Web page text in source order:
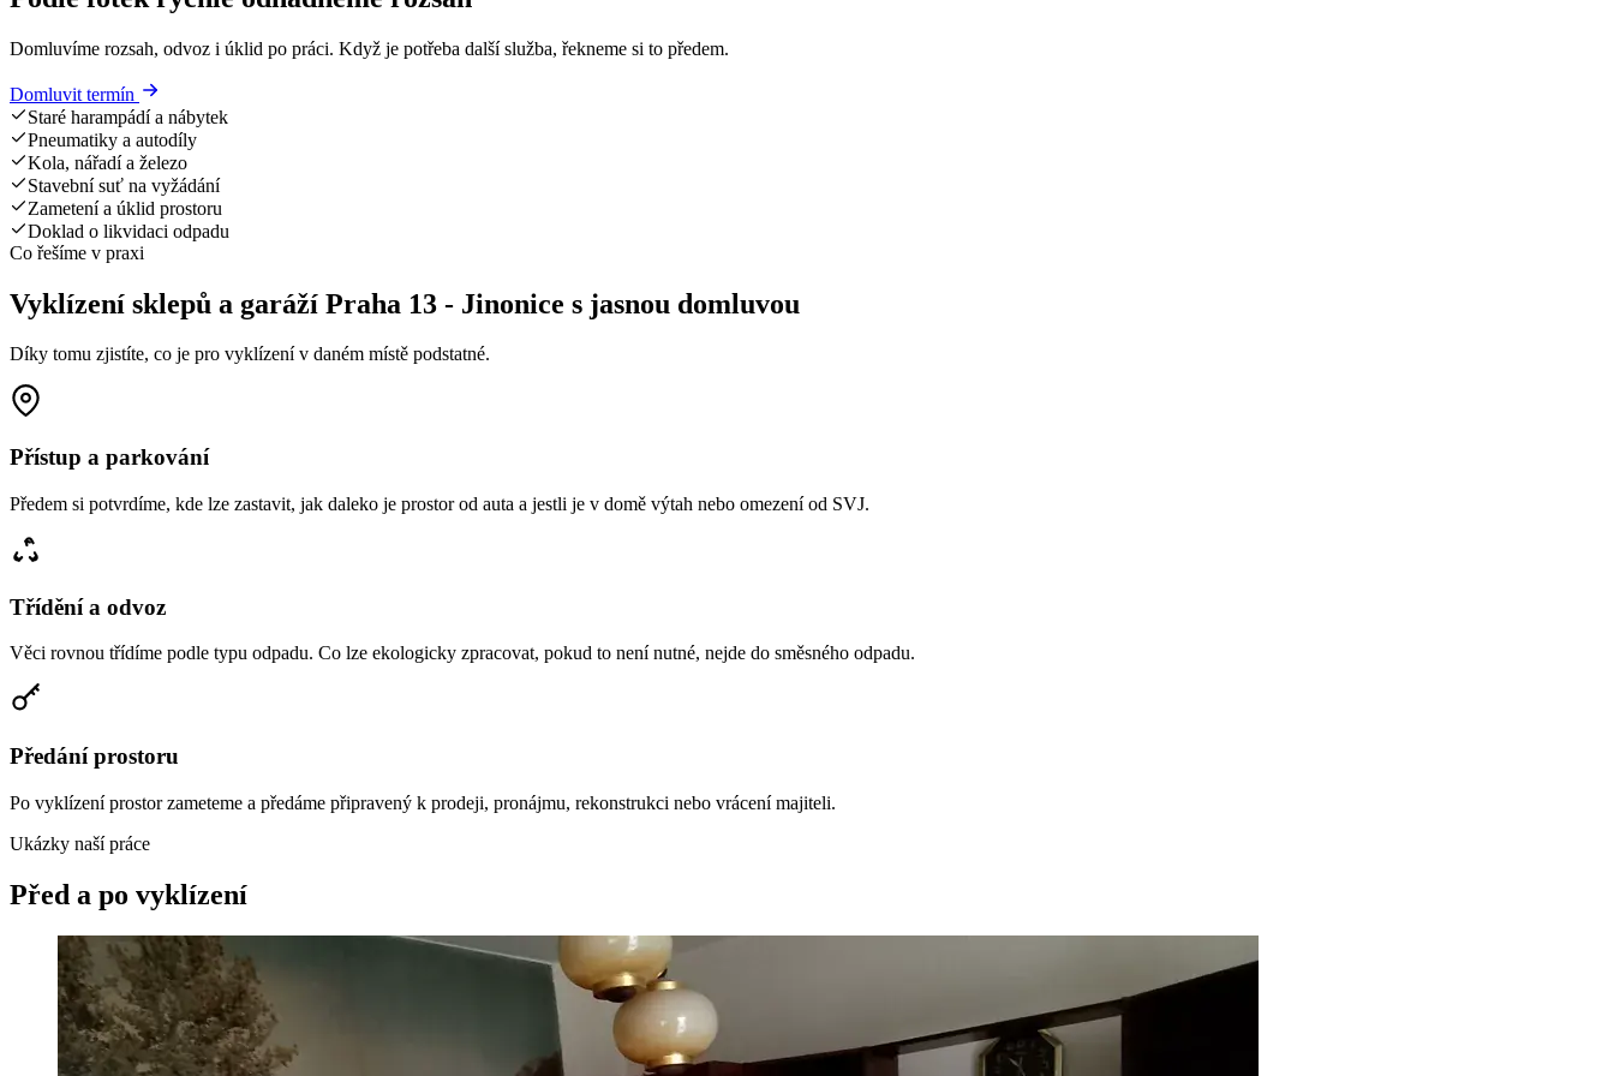
Domluvíme rozsah, odvoz i úklid po práci. Když je potřeba další služba, řekneme si to předem.
Domluvit termín
Staré harampádí a nábytek
Pneumatiky a autodíly
Kola, nářadí a železo
Stavební suť na vyžádání
Zametení a úklid prostoru
Doklad o likvidaci odpadu
Co řešíme v praxi
Vyklízení sklepů a garáží Praha 13 - Jinonice s jasnou domluvou
Díky tomu zjistíte, co je pro vyklízení v daném místě podstatné.
Přístup a parkování
Předem si potvrdíme, kde lze zastavit, jak daleko je prostor od auta a jestli je v domě výtah nebo omezení od SVJ.
Třídění a odvoz
Věci rovnou třídíme podle typu odpadu. Co lze ekologicky zpracovat, pokud to není nutné, nejde do směsného odpadu.
Předání prostoru
Po vyklízení prostor zameteme a předáme připravený k prodeji, pronájmu, rekonstrukci nebo vrácení majiteli.
Ukázky naší práce
Před a po vyklízení